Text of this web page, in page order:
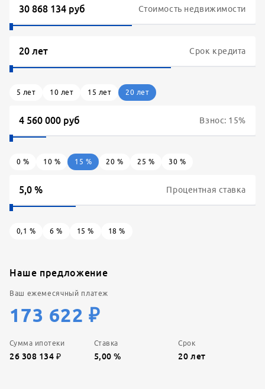
Стоимость недвижимости
Взнос: 15%
0 % 10 % 15 % 20 % 25 % 30 %
Срок кредита
5 лет 10 лет 15 лет 20 лет
Процентная ставка
0,1 % 6 % 15 % 18 %
Наше предложение
Ваш ежемесячный платеж
173 622 ₽
Сумма ипотеки
26 308 134 ₽
Ставка
5,00 %
Срок
20 лет